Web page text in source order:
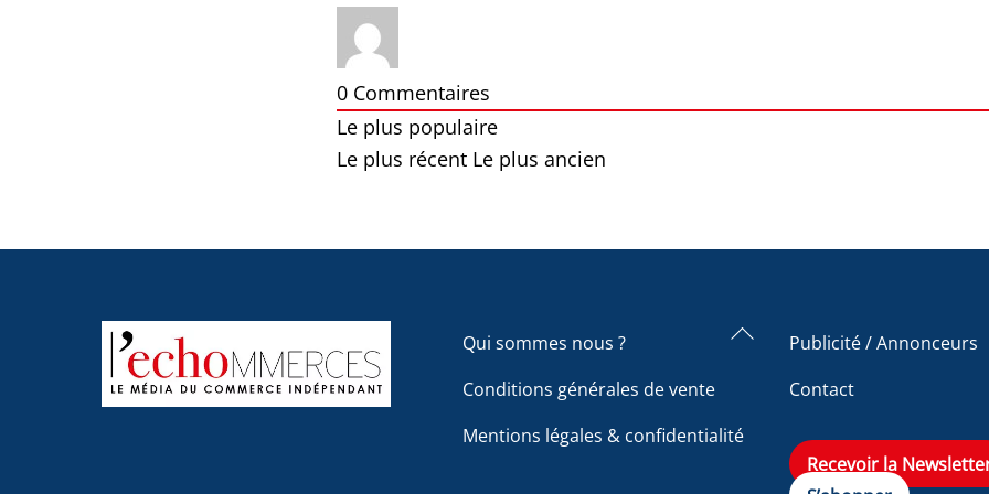
0Commentaires
Le plus populaire
Le plus récent Le plus ancien
Back
Qui sommes nous ?
Conditions générales de vente
Mentions légales & confidentialité
Publicité / Annonceurs
Contact
Recevoir la